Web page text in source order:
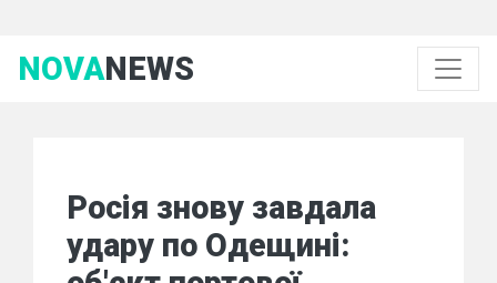
NOVANEWS
Росія знову завдала
удару по Одещині: